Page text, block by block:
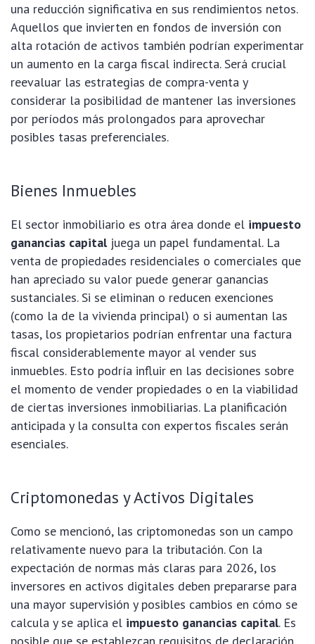
una reducción significativa en sus rendimientos netos.
Aquellos que invierten en fondos de inversión con
alta rotación de activos también podrían experimentar
un aumento en la carga fiscal indirecta. Será crucial
reevaluar las estrategias de compra-venta y
considerar la posibilidad de mantener las inversiones
por períodos más prolongados para aprovechar
posibles tasas preferenciales.
Bienes Inmuebles
El sector inmobiliario es otra área donde el impuesto
ganancias capitaljuega un papel fundamental. La
venta de propiedades residenciales o comerciales que
han apreciado su valor puede generar ganancias
sustanciales. Si se eliminan o reducen exenciones
(como la de la vivienda principal) o si aumentan las
tasas, los propietarios podrían enfrentar una factura
fiscal considerablemente mayor al vender sus
inmuebles. Esto podría influir en las decisiones sobre
el momento de vender propiedades o en la viabilidad
de ciertas inversiones inmobiliarias. La planificación
anticipada y la consulta con expertos fiscales serán
esenciales.
Criptomonedas y Activos Digitales
Como se mencionó, las criptomonedas son un campo
relativamente nuevo para la tributación. Con la
expectación de normas más claras para 2026, los
inversores en activos digitales deben prepararse para
una mayor supervisión y posibles cambios en cómo se
calcula y se aplica el impuesto ganancias capital. Es